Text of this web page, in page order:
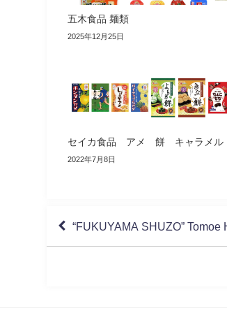
五木食品 麺類
2025年12月25日
セイカ食品 アメ 餅 キャラメル
2022年7月8日
“FUKUYAMA SHUZO”